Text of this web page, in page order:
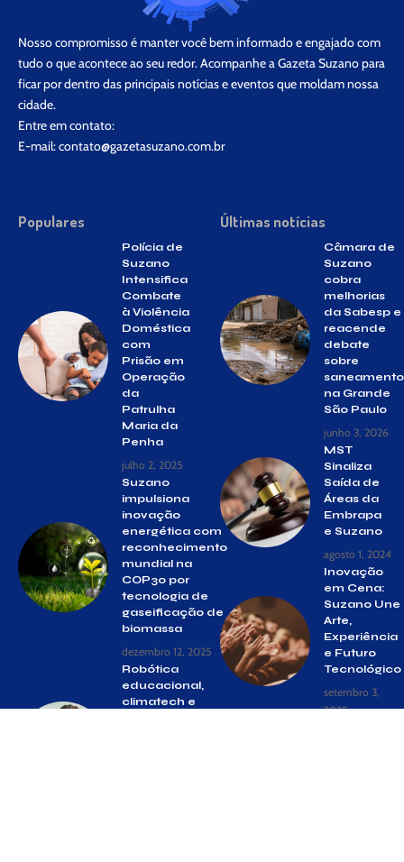
Nosso compromisso é manter você bem informado e engajado com
tudo o que acontece ao seu redor. Acompanhe a Gazeta Suzano para
ficar por dentro das principais notícias e eventos que moldam nossa
cidade.
Entre em contato:
E-mail:contato@gazetasuzano.com.br
Populares
Polícia de
Suzano
Intensifica
Combate
à Violência
Doméstica
com
Prisão em
Operação
da
Patrulha
Maria da
Penha
julho 2, 2025
Suzano
impulsiona
inovação
energética com
reconhecimento
mundial na
COP30 por
tecnologia de
gaseificação de
biomassa
dezembro 12, 2025
Robótica
educacional,
climatech e
Últimas notícias
Câmara de
Suzano
cobra
melhorias
da Sabesp e
reacende
debate
sobre
saneamento
na Grande
São Paulo
junho 3, 2026
MST
Sinaliza
Saída de
Áreas da
Embrapa
e Suzano
agosto 1, 2024
Inovação
em Cena:
Suzano Une
Arte,
Experiência
e Futuro
Tecnológico
setembro 3,
2025